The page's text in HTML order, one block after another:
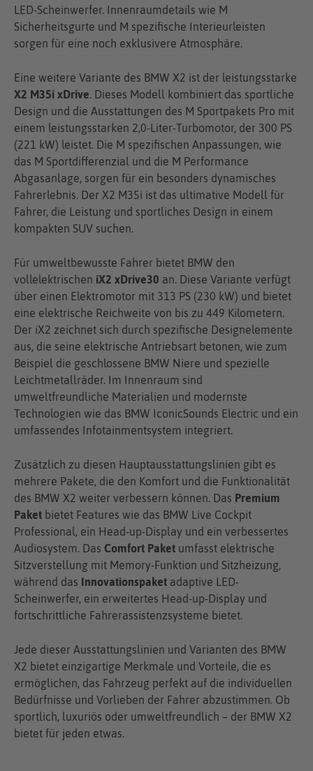
LED-Scheinwerfer. Innenraumdetails wie M
Sicherheitsgurte und M spezifische Interieurleisten
sorgen für eine noch exklusivere Atmosphäre.
Eine weitere Variante des BMW X2 ist der leistungsstarke
X2 M35i xDrive. Dieses Modell kombiniert das sportliche
Design und die Ausstattungen des M Sportpakets Pro mit
einem leistungsstarken 2,0-Liter-Turbomotor, der 300 PS
(221 kW) leistet. Die M spezifischen Anpassungen, wie
das M Sportdifferenzial und die M Performance
Abgasanlage, sorgen für ein besonders dynamisches
Fahrerlebnis. Der X2 M35i ist das ultimative Modell für
Fahrer, die Leistung und sportliches Design in einem
kompakten SUV suchen.
Für umweltbewusste Fahrer bietet BMW den
vollelektrischen iX2 xDrive30 an. Diese Variante verfügt
über einen Elektromotor mit 313 PS (230 kW) und bietet
eine elektrische Reichweite von bis zu 449 Kilometern.
Der iX2 zeichnet sich durch spezifische Designelemente
aus, die seine elektrische Antriebsart betonen, wie zum
Beispiel die geschlossene BMW Niere und spezielle
Leichtmetallräder. Im Innenraum sind
umweltfreundliche Materialien und modernste
Technologien wie das BMW IconicSounds Electric und ein
umfassendes Infotainmentsystem integriert.
Zusätzlich zu diesen Hauptausstattungslinien gibt es
mehrere Pakete, die den Komfort und die Funktionalität
des BMW X2 weiter verbessern können. Das Premium
Paket bietet Features wie das BMW Live Cockpit
Professional, ein Head-up-Display und ein verbessertes
Audiosystem. Das Comfort Paket umfasst elektrische
Sitzverstellung mit Memory-Funktion und Sitzheizung,
während das Innovationspaket adaptive LED-
Scheinwerfer, ein erweitertes Head-up-Display und
fortschrittliche Fahrerassistenzsysteme bietet.
Jede dieser Ausstattungslinien und Varianten des BMW
X2 bietet einzigartige Merkmale und Vorteile, die es
ermöglichen, das Fahrzeug perfekt auf die individuellen
Bedürfnisse und Vorlieben der Fahrer abzustimmen. Ob
sportlich, luxuriös oder umweltfreundlich – der BMW X2
bietet für jeden etwas.